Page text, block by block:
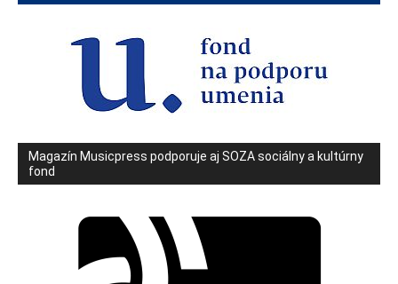
Magazín Musicpress podporuje aj SOZA sociálny a kultúrny
fond